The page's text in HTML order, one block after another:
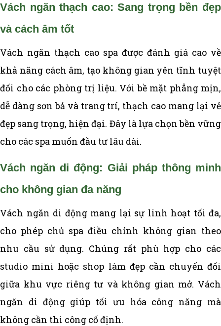
Vách ngăn thạch cao: Sang trọng bền đẹp
và cách âm tốt
Vách ngăn thạch cao spa được đánh giá cao về
khả năng cách âm, tạo không gian yên tĩnh tuyệt
đối cho các phòng trị liệu. Với bề mặt phẳng mịn,
dễ dàng sơn bả và trang trí, thạch cao mang lại vẻ
đẹp sang trọng, hiện đại. Đây là lựa chọn bền vững
cho các spa muốn đầu tư lâu dài.
Vách ngăn di động: Giải pháp thông minh
cho không gian đa năng
Vách ngăn di động mang lại sự linh hoạt tối đa,
cho phép chủ spa điều chỉnh không gian theo
nhu cầu sử dụng. Chúng rất phù hợp cho các
studio mini hoặc shop làm đẹp cần chuyển đổi
giữa khu vực riêng tư và không gian mở. Vách
ngăn di động giúp tối ưu hóa công năng mà
không cần thi công cố định.